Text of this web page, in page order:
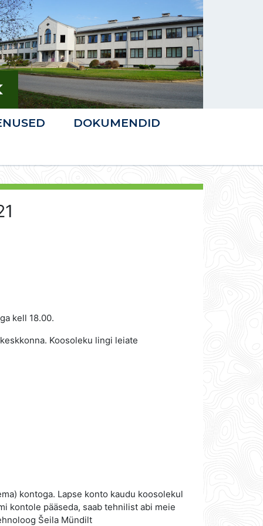
DOKUMENDID
kell 18.00.
Koosoleku lingi leiate
kontoga. Lapse konto kaudu koosolekul
kontole pääseda, saab tehnilist abi meie
Šeila Mündilt